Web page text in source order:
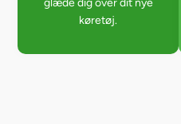
køretøj.